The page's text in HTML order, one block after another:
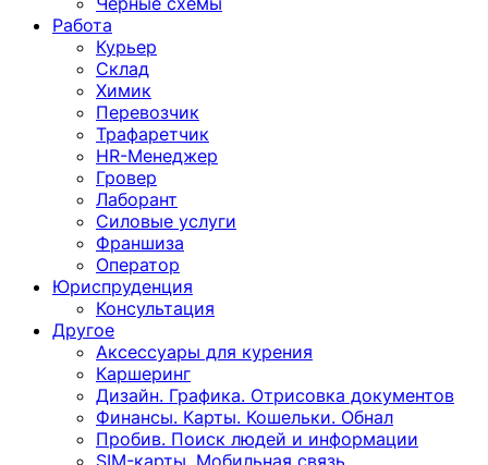
Работа
Курьер
Склад
Химик
Перевозчик
Трафаретчик
HR-Менеджер
Гровер
Лаборант
Силовые услуги
Франшиза
Оператор
Юриспруденция
Консультация
Другoе
Аксессуары для курения
Каршеринг
Дизайн. Графика. Отрисовка документов
Финансы. Карты. Кошельки. Обнал
Пробив. Поиск людей и информации
SIM-карты. Мобильная связь